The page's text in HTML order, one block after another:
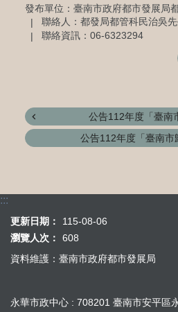
發布單位：臺南市政府都市發展局
聯絡人：都發局都管科民治吳
聯絡資訊：06-6323294
公告112年度「臺南
公告112年度「臺南市
:::
更新日期：
115-08-06
瀏覽人次：
608
資料維護：臺南市政府都市發展局
永華市政中心 : 708201 臺南市安平